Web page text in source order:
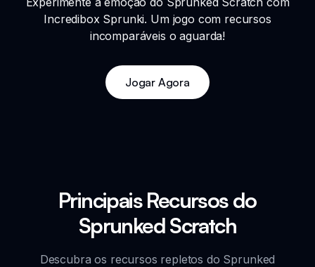
Incredibox Sprunki. Um jogo com recursos
incomparáveis o aguarda!
Jogar Agora
Principais Recursos do
Sprunked Scratch
Descubra os recursos repletos do Sprunked